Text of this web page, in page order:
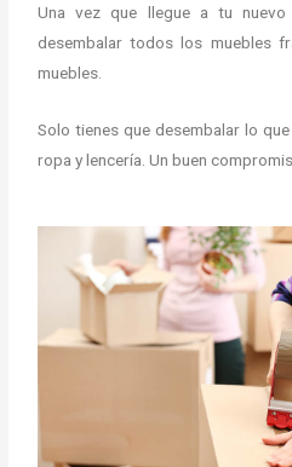
Una vez que llegue a tu nuevo
desembalar todos los muebles
muebles.
Solo tienes que desembalar lo
ropa y lencería. Un buen